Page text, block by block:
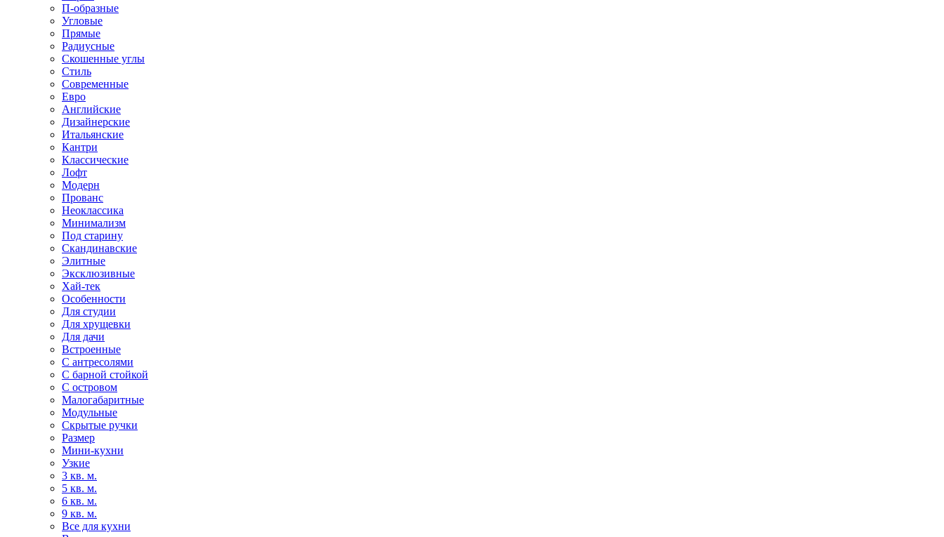
П-образные
Угловые
Прямые
Радиусные
Скошенные углы
Стиль
Современные
Евро
Английские
Дизайнерские
Итальянские
Кантри
Классические
Лофт
Модерн
Прованс
Неоклассика
Минимализм
Под старину
Скандинавские
Элитные
Эксклюзивные
Хай-тек
Особенности
Для студии
Для хрущевки
Для дачи
Встроенные
С антресолями
С барной стойкой
С островом
Малогабаритные
Модульные
Скрытые ручки
Размер
Мини-кухни
Узкие
3 кв. м.
5 кв. м.
6 кв. м.
9 кв. м.
Все для кухни